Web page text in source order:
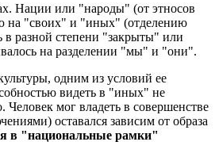
Нации или "народы" (от этносов
на "своих" и "иных" (отделению
разной степени "закрыты" или
на разделении "мы" и "они".
одним из условий ее
видеть в "иных" не
мог владеть в совершенстве
оставался зависим от образа
в "национальные рамки"